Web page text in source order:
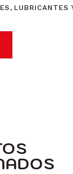
,LUBRICANTES